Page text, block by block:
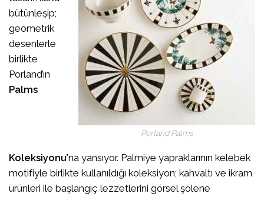
Porland Palms
bütünleşip;
geometrik
desenlerle
birlikte
Porland’ın
Palms
Koleksiyonu’na yansıyor. Palmiye yapraklarının kelebek
motifiyle birlikte kullanıldığı koleksiyon; kahvaltı ve ikram
ürünleri ile başlangıç lezzetlerini görsel şölene